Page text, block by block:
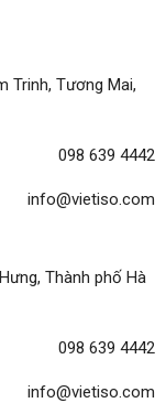
Trinh, Tương Mai,
098 639 4442
info@vietiso.com
Thành phố Hà
098 639 4442
info@vietiso.com